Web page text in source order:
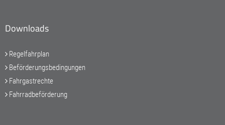
Downloads
Regelfahrplan
Beförderungsbedingungen
Fahrgastrechte
Fahrradbeförderung